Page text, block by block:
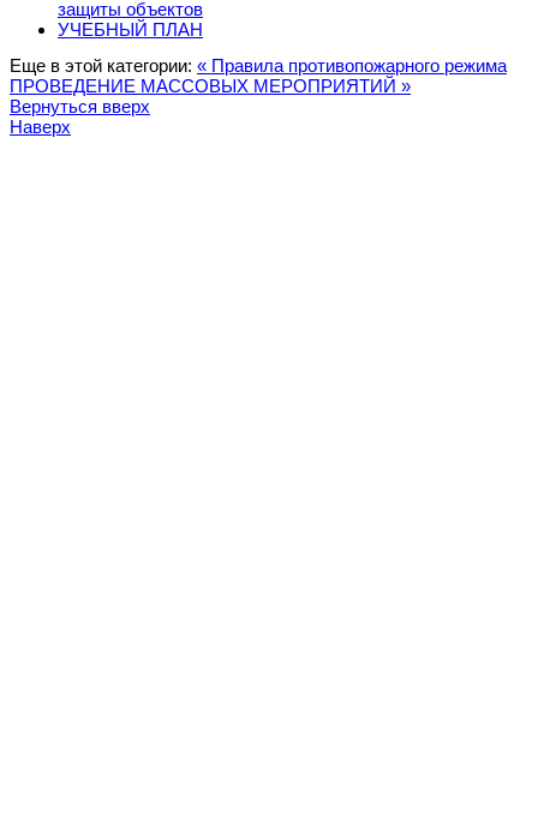
защиты объектов
УЧЕБНЫЙ ПЛАН
Еще в этой категории: « Правила противопожарного режима
ПРОВЕДЕНИЕ МАССОВЫХ МЕРОПРИЯТИЙ »
Вернуться вверх
Наверх